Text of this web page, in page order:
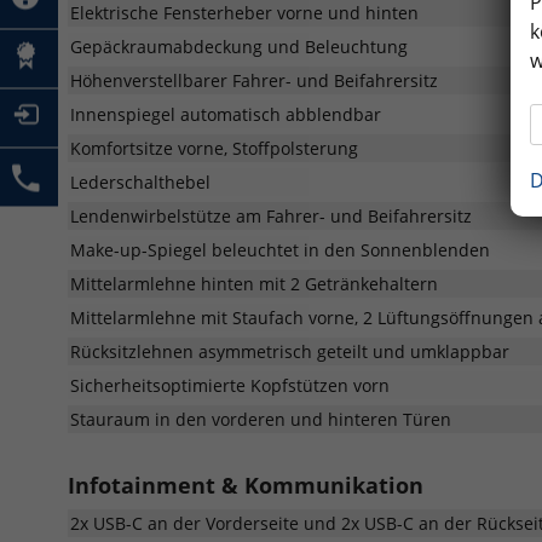
Elektrische Fensterheber vorne und hinten
Gepäckraumabdeckung und Beleuchtung
Höhenverstellbarer Fahrer- und Beifahrersitz
Innenspiegel automatisch abblendbar
Komfortsitze vorne, Stoffpolsterung
Lederschalthebel
Lendenwirbelstütze am Fahrer- und Beifahrersitz
Make-up-Spiegel beleuchtet in den Sonnenblenden
Mittelarmlehne hinten mit 2 Getränkehaltern
Mittelarmlehne mit Staufach vorne, 2 Lüftungsöffnungen
Rücksitzlehnen asymmetrisch geteilt und umklappbar
Sicherheitsoptimierte Kopfstützen vorn
Stauraum in den vorderen und hinteren Türen
Infotainment & Kommunikation
2x USB-C an der Vorderseite und 2x USB-C an der